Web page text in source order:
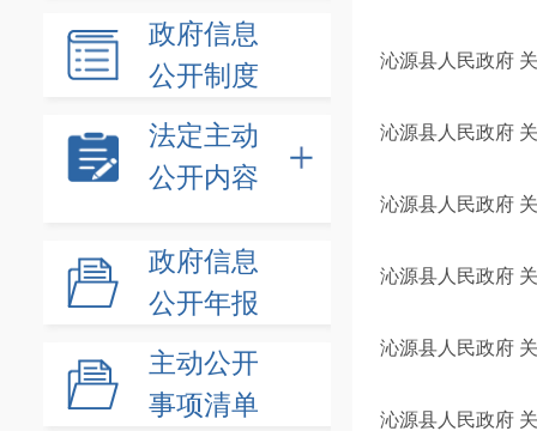
政府信息
公开制度
法定主动
公开内容
政府信息
公开年报
主动公开
事项清单
沁源县人民政府
沁源县人民政府
沁源县人民政府
沁源县人民政府
沁源县人民政府
沁源县人民政府